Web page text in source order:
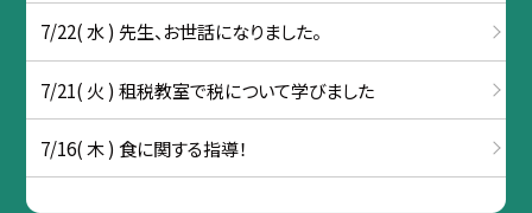
7/22( 水 ) 先生、お世話になりました。
7/21( 火 ) 租税教室で税について学びました
7/16( 木 ) 食に関する指導！